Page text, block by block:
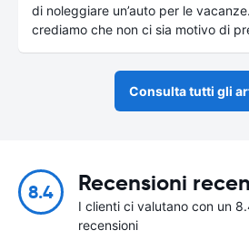
di noleggiare un’auto per le
crediamo che non ci sia motivo di
Consulta tutti gli
8.4 Recensioni
I clienti ci valutano con un
recensioni